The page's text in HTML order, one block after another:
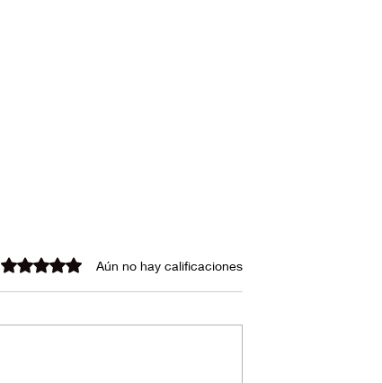
Obtuvo 0 de 5 estrellas.
Aún no hay calificaciones